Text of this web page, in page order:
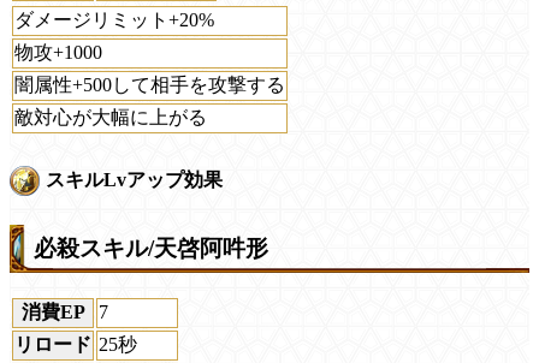
ダメージリミット+20%
物攻+1000
闇属性+500して相手を攻撃する
敵対心が大幅に上がる
スキルLvアップ効果
必殺スキル/天啓阿吽形
消費EP
7
リロード 25秒